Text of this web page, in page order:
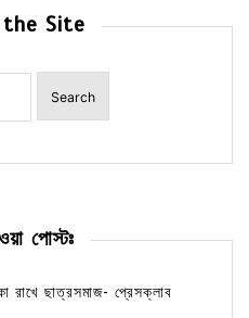
the Site
পোস্টঃ
রাখে ছাত্রসমাজ- প্রেসক্লাব